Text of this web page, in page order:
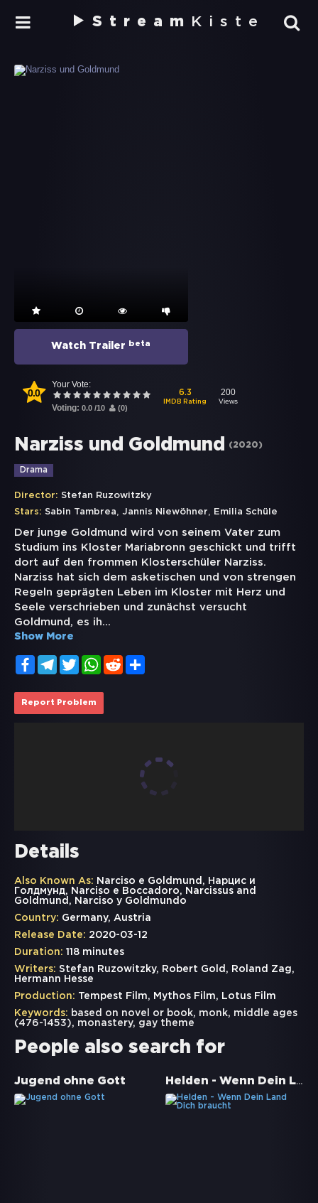
Stream Kiste
Watch Trailer beta
0.0
Your Vote:
Voting: 0.0 /10 (0)
6.3
IMDB Rating
200
Views
Narziss und Goldmund (2020)
Drama
Director: Stefan Ruzowitzky
Stars: Sabin Tambrea, Jannis Niewöhner, Emilia Schüle
Der junge Goldmund wird von seinem Vater zum
Studium ins Kloster Mariabronn geschickt und trifft
dort auf den frommen Klosterschüler Narziss.
Narziss hat sich dem asketischen und von strengen
Regeln geprägten Leben im Kloster mit Herz und
Seele verschrieben und zunächst versucht
Goldmund, es ih...
Show More
FacebookTelegramTwitterWhatsApp
Reddit
Report Problem
Details
Also Known As: Narciso e Goldmund, Нарцис и
Голдмунд, Narciso e Boccadoro, Narcissus and
Goldmund, Narciso y Goldmundo
Country: Germany, Austria
Release Date: 2020-03-12
Duration: 118 minutes
Writers: Stefan Ruzowitzky, Robert Gold, Roland Zag,
Hermann Hesse
Production: Tempest Film, Mythos Film, Lotus Film
Keywords: based on novel or book, monk, middle ages
(476-1453), monastery, gay theme
People also search for
Jugend ohne Gott Helden - Wenn Dein Land Dich braucht